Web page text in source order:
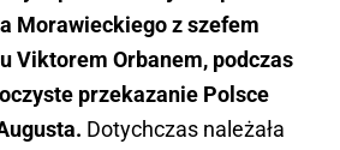
Morawieckiego z szefem
Viktorem Orbanem, podczas
przekazanie Polsce
Dotychczas należała